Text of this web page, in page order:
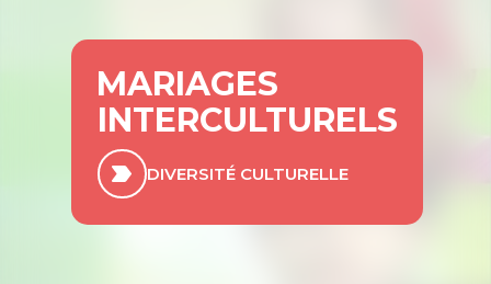
MARIAGES
INTERCULTURELS
DIVERSITÉ CULTURELLE